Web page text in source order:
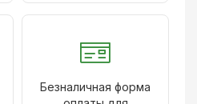
Безналичная форма